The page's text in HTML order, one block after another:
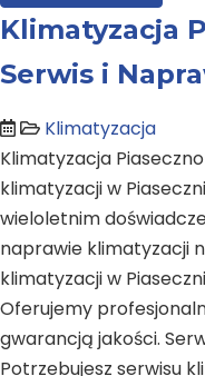
Klimatyzacja
Serwis i
Klimatyzacja
Klimatyzacja
klimatyzacji w
wieloletnim
naprawie klimatyzacji
klimatyzacji w
Oferujemy
gwarancją jakości.
Potrzebujesz serwisu